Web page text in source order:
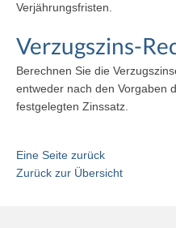
Verjährungsfristen.
Verzugszins-
Berechnen Sie die
entweder nach den Vorgaben
festgelegten Zinssatz.
Eine Seite zurück
Zurück zur Übersicht